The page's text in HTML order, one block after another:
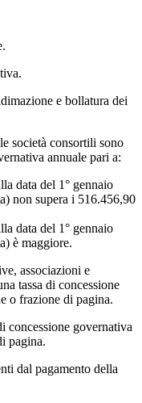
e bollatura dei
società consortili sono
annuale pari a:
data del 1° gennaio
non supera i 516.456,90
data del 1° gennaio
è maggiore.
associazioni e
tassa di concessione
o frazione di pagina.
concessione governativa
pagina.
dal pagamento della